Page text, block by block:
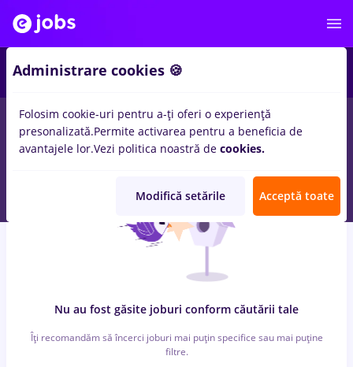
locuri de muncacu salarii bombardier, Full time
NapocapentruEntry-Level (< 2 ani)inTransport / Distributie
Nu au fost găsite joburi conform căutării tale
Îți recomandăm să încerci joburi mai puțin specifice sau mai puține
filtre.
Administrare cookies 🍪
Folosim cookie-uri pentru a-ți oferi o experiență
presonalizată.Permite activarea pentru a beneficia de
avantajele lor.Vezi politica noastră de cookies.
Modifică setările Acceptă toate